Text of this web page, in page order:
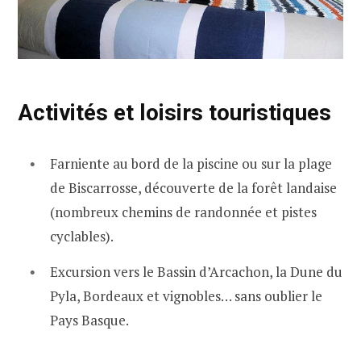
Activités et loisirs touristiques
Farniente au bord de la piscine ou sur la plage
de Biscarrosse, découverte de la forêt landaise
(nombreux chemins de randonnée et pistes
cyclables).
Excursion vers le Bassin d’Arcachon, la Dune du
Pyla, Bordeaux et vignobles… sans oublier le
Pays Basque.